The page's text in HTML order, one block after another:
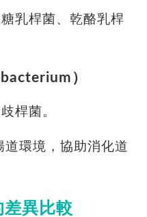
乳桿菌、乾酪乳桿
）
桿菌。
環境，協助消化道
差異比較